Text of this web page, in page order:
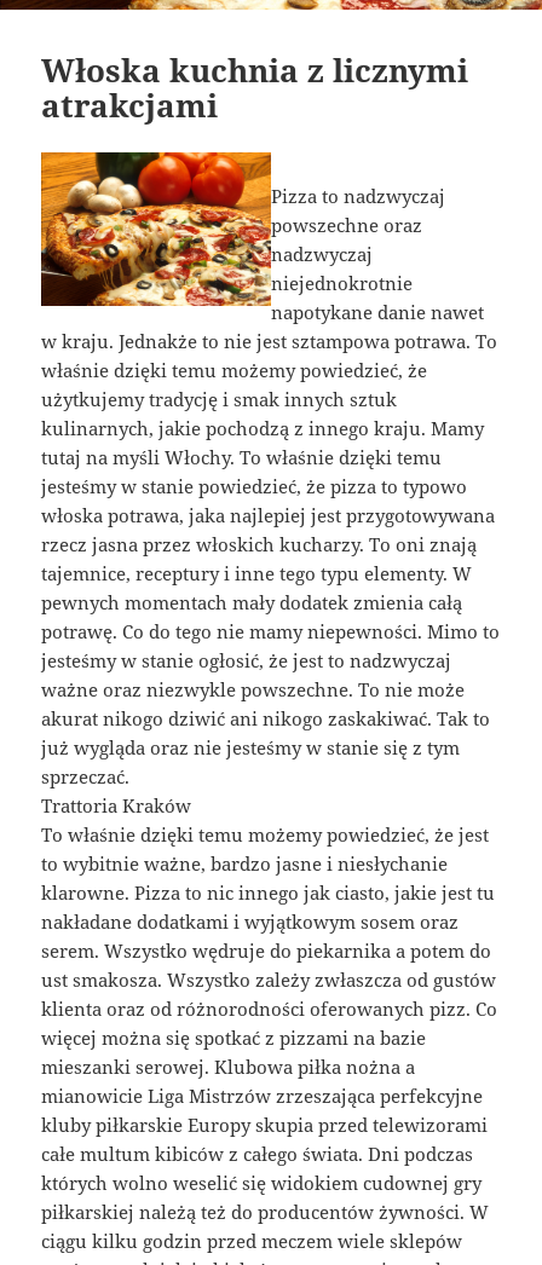
Włoska kuchnia z licznymi
atrakcjami
Pizza to nadzwyczaj
powszechne oraz
nadzwyczaj
niejednokrotnie
napotykane danie nawet
w kraju. Jednakże to nie jest sztampowa potrawa. To
właśnie dzięki temu możemy powiedzieć, że
użytkujemy tradycję i smak innych sztuk
kulinarnych, jakie pochodzą z innego kraju. Mamy
tutaj na myśli Włochy. To właśnie dzięki temu
jesteśmy w stanie powiedzieć, że pizza to typowo
włoska potrawa, jaka najlepiej jest przygotowywana
rzecz jasna przez włoskich kucharzy. To oni znają
tajemnice, receptury i inne tego typu elementy. W
pewnych momentach mały dodatek zmienia całą
potrawę. Co do tego nie mamy niepewności. Mimo to
jesteśmy w stanie ogłosić, że jest to nadzwyczaj
ważne oraz niezwykle powszechne. To nie może
akurat nikogo dziwić ani nikogo zaskakiwać. Tak to
już wygląda oraz nie jesteśmy w stanie się z tym
sprzeczać.
Trattoria Kraków
To właśnie dzięki temu możemy powiedzieć, że jest
to wybitnie ważne, bardzo jasne i niesłychanie
klarowne. Pizza to nic innego jak ciasto, jakie jest tu
nakładane dodatkami i wyjątkowym sosem oraz
serem. Wszystko wędruje do piekarnika a potem do
ust smakosza. Wszystko zależy zwłaszcza od gustów
klienta oraz od różnorodności oferowanych pizz. Co
więcej można się spotkać z pizzami na bazie
mieszanki serowej. Klubowa piłka nożna a
mianowicie Liga Mistrzów zrzeszająca perfekcyjne
kluby piłkarskie Europy skupia przed telewizorami
całe multum kibiców z całego świata. Dni podczas
których wolno weselić się widokiem cudownej gry
piłkarskiej należą też do producentów żywności. W
ciągu kilku godzin przed meczem wiele sklepów